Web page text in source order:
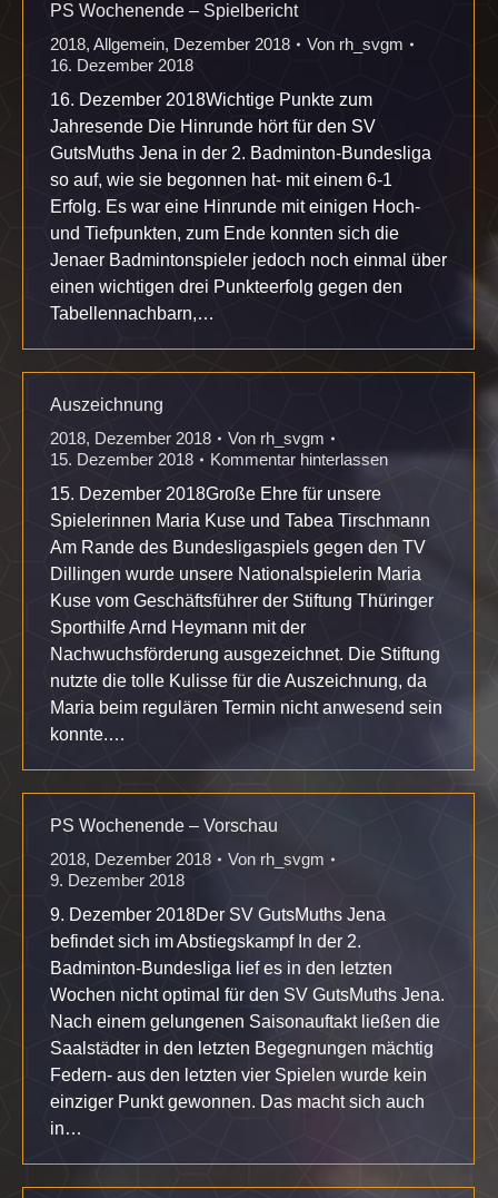
PS Wochenende – Spielbericht
2018, Allgemein, Dezember 2018 Von rh_svgm
16. Dezember 2018
16. Dezember 2018Wichtige Punkte zum
Jahresende Die Hinrunde hört für den SV
GutsMuths Jena in der 2. Badminton-Bundesliga
so auf, wie sie begonnen hat- mit einem 6-1
Erfolg. Es war eine Hinrunde mit einigen Hoch-
und Tiefpunkten, zum Ende konnten sich die
Jenaer Badmintonspieler jedoch noch einmal über
einen wichtigen drei Punkteerfolg gegen den
Tabellennachbarn,…
Auszeichnung
2018, Dezember 2018 Von rh_svgm
15. Dezember 2018
Kommentar hinterlassen
15. Dezember 2018Große Ehre für unsere
Spielerinnen Maria Kuse und Tabea Tirschmann
Am Rande des Bundesligaspiels gegen den TV
Dillingen wurde unsere Nationalspielerin Maria
Kuse vom Geschäftsführer der Stiftung Thüringer
Sporthilfe Arnd Heymann mit der
Nachwuchsförderung ausgezeichnet. Die Stiftung
nutzte die tolle Kulisse für die Auszeichnung, da
Maria beim regulären Termin nicht anwesend sein
konnte.…
PS Wochenende – Vorschau
2018, Dezember 2018 Von rh_svgm
9. Dezember 2018
9. Dezember 2018Der SV GutsMuths Jena
befindet sich im Abstiegskampf In der 2.
Badminton-Bundesliga lief es in den letzten
Wochen nicht optimal für den SV GutsMuths Jena.
Nach einem gelungenen Saisonauftakt ließen die
Saalstädter in den letzten Begegnungen mächtig
Federn- aus den letzten vier Spielen wurde kein
einziger Punkt gewonnen. Das macht sich auch
in…